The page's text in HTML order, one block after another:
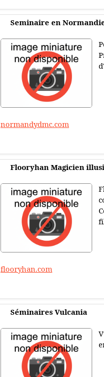
Seminaire en
normandydmc.com
Flooryhan Magicien
flooryhan.com
Séminaires Vulcania